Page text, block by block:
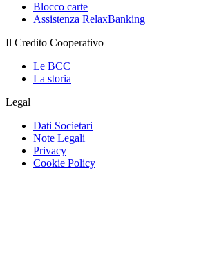
Blocco carte
Assistenza RelaxBanking
Il Credito Cooperativo
Le BCC
La storia
Legal
Dati Societari
Note Legali
Privacy
Cookie Policy